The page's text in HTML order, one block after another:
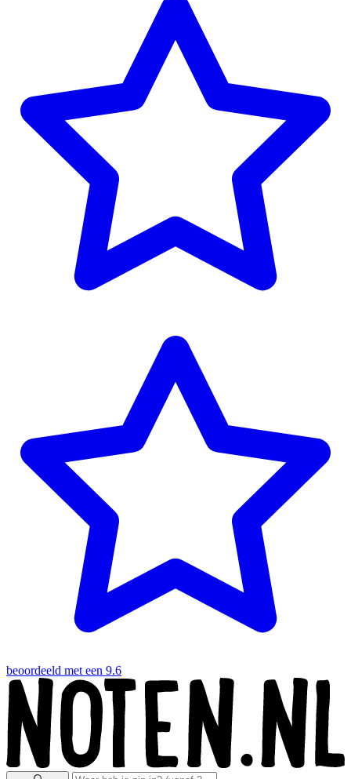
beoordeeld met een 9.6